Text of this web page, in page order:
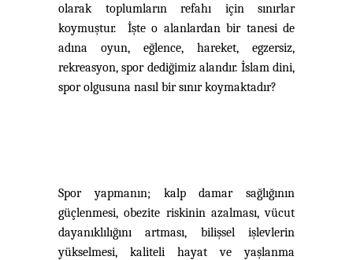
olarak toplumların refahı için sınırlar
koymuştur. İşte o alanlardan bir tanesi de
adına oyun, eğlence, hareket, egzersiz,
rekreasyon, spor dediğimiz alandır. İslam dini,
spor olgusuna nasıl bir sınır koymaktadır?
Spor yapmanın; kalp damar sağlığının
güçlenmesi, obezite riskinin azalması, vücut
dayanıklılığını artması, bilişsel işlevlerin
yükselmesi, kaliteli hayat ve yaşlanma